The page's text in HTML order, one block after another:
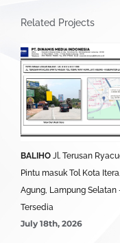
Related Projects
BALIHO Jl. Terusan
Pintu masuk Tol Kota
Agung, Lampung Selatan
Tersedia
July 18th, 2026